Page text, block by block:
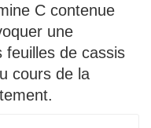
C contenue
une
feuilles de cassis
cours de la